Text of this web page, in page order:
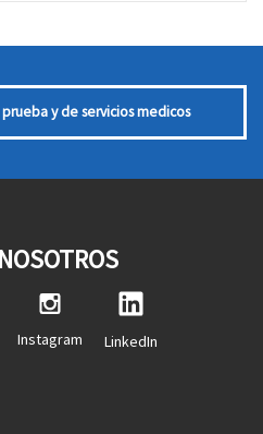
y de servicios medicos
Instagram LinkedIn